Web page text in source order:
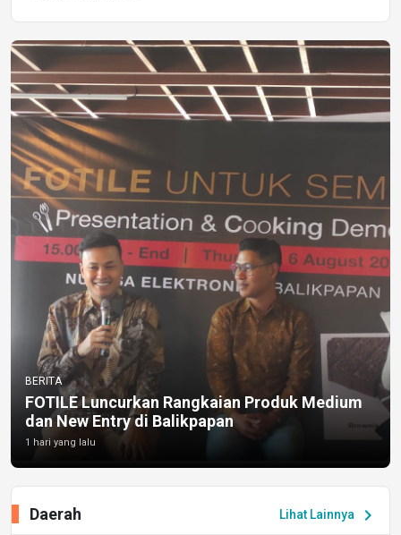
BERITA
FOTILE Luncurkan Rangkaian Produk Medium
dan New Entry di Balikpapan
1 hari yang lalu
Lihat Lainnya chevron_right
Daerah